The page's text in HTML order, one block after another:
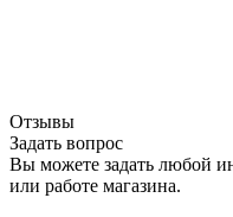
Отзывы
Задать вопрос
Вы можете задать любой
или работе магазина.